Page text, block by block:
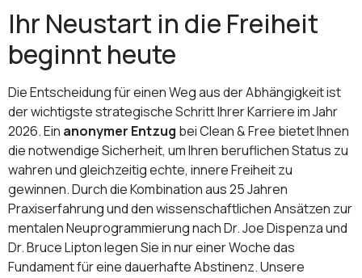
Ihr Neustart in die Freiheit
beginnt heute
Die Entscheidung für einen Weg aus der Abhängigkeit ist
der wichtigste strategische Schritt Ihrer Karriere im Jahr
2026. Ein anonymer Entzug bei Clean & Free bietet Ihnen
die notwendige Sicherheit, um Ihren beruflichen Status zu
wahren und gleichzeitig echte, innere Freiheit zu
gewinnen. Durch die Kombination aus 25 Jahren
Praxiserfahrung und den wissenschaftlichen Ansätzen zur
mentalen Neuprogrammierung nach Dr. Joe Dispenza und
Dr. Bruce Lipton legen Sie in nur einer Woche das
Fundament für eine dauerhafte Abstinenz. Unsere